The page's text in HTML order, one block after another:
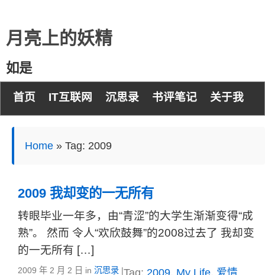
月亮上的妖精
如是
首页 IT互联网 沉思录 书评笔记 关于我
Home» Tag: 2009
2009 我却变的一无所有
转眼毕业一年多，由“青涩”的大学生渐渐变得“成
熟”。 然而 令人“欢欣鼓舞”的2008过去了 我却变
的一无所有 […]
2009 年 2 月 2 日 in 沉思录 |